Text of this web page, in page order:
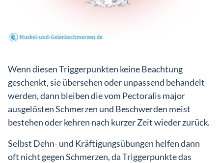
Wenn diesen Triggerpunkten keine Beachtung
geschenkt, sie übersehen oder unpassend behandelt
werden, dann bleiben die vom Pectoralis major
ausgelösten Schmerzen und Beschwerden meist
bestehen oder kehren nach kurzer Zeit wieder zurück.
Selbst Dehn- und Kräftigungsübungen helfen dann
oft nicht gegen Schmerzen, da Triggerpunkte das